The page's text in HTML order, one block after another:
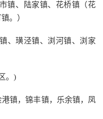
镇、陆家镇、花桥镇（花
。）
、璜泾镇、浏河镇、浏家
。)
镇，锦丰镇，乐余镇，凤